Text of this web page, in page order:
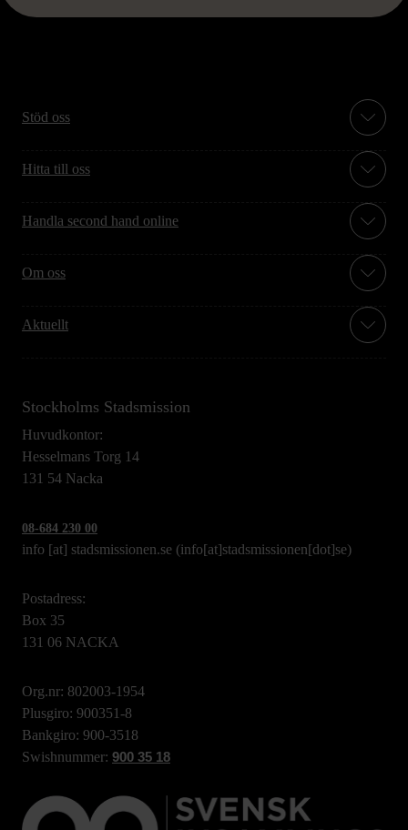
Stöd oss
Hitta till oss
Handla second hand online
Om oss
Aktuellt
Stockholms Stadsmission
Huvudkontor:
Hesselmans Torg 14
131 54 Nacka
08-684 230 00
info [at] stadsmissionen.se (info[at]stadsmissionen[dot]se)
Postadress:
Box 35
131 06 NACKA
Org.nr: 802003-1954
Plusgiro: 900351-8
Bankgiro: 900-3518
Swishnummer: 900 35 18